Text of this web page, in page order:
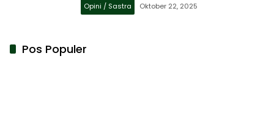
Opini / Sastra Oktober 22, 2025
Pos Populer